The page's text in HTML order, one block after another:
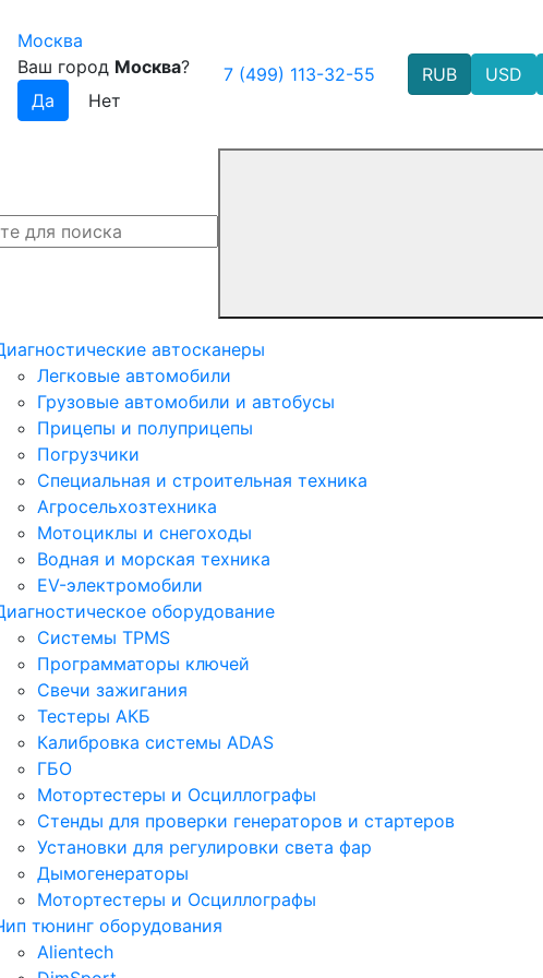
Москва
Ваш город Москва? 7 (499) 113-32-55 RUB USD
автосканеры
Легковые автомобили
Грузовые автомобили и автобусы
Прицепы и полуприцепы
Погрузчики
Специальная и строительная техника
Агросельхозтехника
Мотоциклы и снегоходы
Водная и морская техника
EV-электромобили
оборудование
Системы TPMS
Программаторы ключей
Свечи зажигания
Тестеры АКБ
Калибровка системы ADAS
ГБО
Мотортестеры и Осциллографы
Стенды для проверки генераторов и стартеров
Установки для регулировки света фар
Дымогенераторы
Мотортестеры и Осциллографы
тюнинг оборудования
Alientech